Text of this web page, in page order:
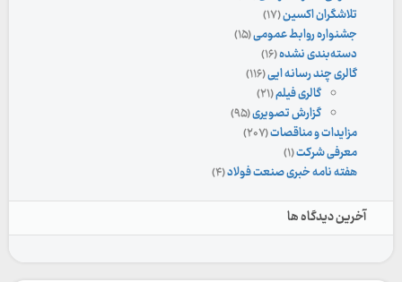
تلاشگران اکسین(۱۷)
جشنواره روابط عمومی(۱۵)
دسته‌بندی نشده(۱۶)
گالری چند رسانه ایی(۱۱۶)
گالری فیلم(۲۱)
گزارش تصویری(۹۵)
مزایدات و مناقصات(۲۰۷)
معرفی شرکت(۱)
هفته نامه خبری صنعت فولاد(۴)
آخرین دیدگاه ها